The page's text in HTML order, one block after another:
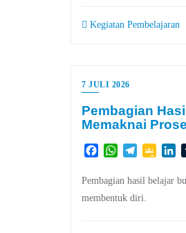
Kegiatan Pembelajaran
7 JULI 2026
Pembagian
Memaknai
FacebookWhatsApp
Telegram
Pembagian hasil belajar
membentuk diri.